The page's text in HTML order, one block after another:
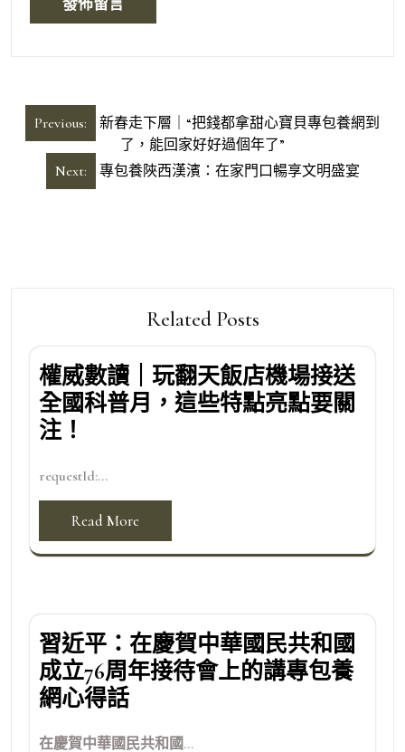
章
Previous:
新春走下層｜“把錢都拿甜心寶貝專包養網到
了，能回家好好過個年了”
Next:
專包養陜西漢濱：在家門口暢享文明盛宴
Related Posts
權威數讀｜玩翻天飯店機場接送
全國科普月，這些特點亮點要關
注！
requestId:...
Read More
習近平：在慶賀中華國民共和國
成立76周年接待會上的講專包養
網心得話
在慶賀中華國民共和國...